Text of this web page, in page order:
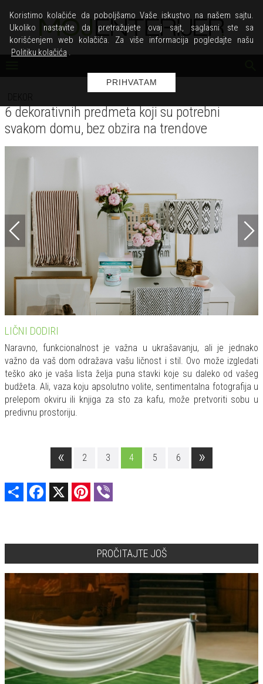
6 dekorativnih predmeta koji su potrebni
svakom domu, bez obzira na trendove
LIČNI DODIRI
Naravno, funkcionalnost je važna u ukrašavanju, ali je jednako
važno da vaš dom odražava vašu ličnost i stil. Ovo može izgledati
teško ako je vaša lista želja puna stavki koje su daleko od vašeg
budžeta. Ali, vaza koju apsolutno volite, sentimentalna fotografija u
prelepom okviru ili knjiga za sto za kafu, može pretvoriti sobu u
predivnu prostoriju.
« 2 3 4 5 6 »
Share Facebook Pinterest
PROČITAJTE JOŠ
Koristimo kolačiće da poboljšamo Vaše iskustvo na našem sajtu.
Ukoliko nastavite da pretražujete ovaj sajt, saglasni ste sa
korišćenjem web kolačića. Za više informacija pogledajte našu
Politiku kolačića .
PRIHVATAM